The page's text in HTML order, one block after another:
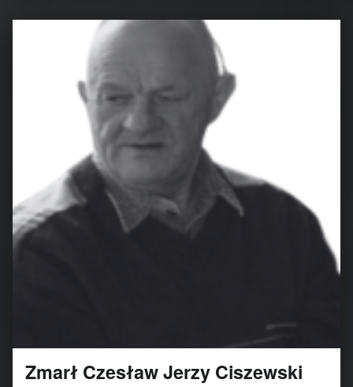
Zmarł Czesław Jerzy Ciszewski